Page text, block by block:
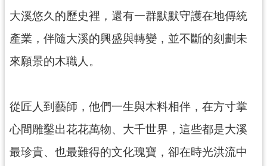
出
版
品
創
商
品
大溪悠久的歷史裡，還有一群默默守護在地傳統
產業，伴隨大溪的興盛與轉變，並不斷的刻劃未
來願景的木職人。
從匠人到藝師，他們一生與木料相伴，在方寸掌
心間雕鑿出花花萬物、大千世界，這些都是大溪
最珍貴、也最難得的文化瑰寶，卻在時光洪流中